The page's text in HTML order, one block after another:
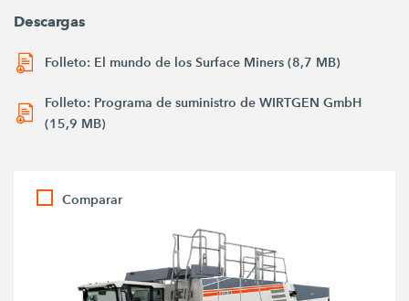
Descargas
Folleto: El mundo de los Surface Miners (8,7 MB)
Folleto: Programa de suministro de WIRTGEN GmbH
(15,9 MB)
Comparar